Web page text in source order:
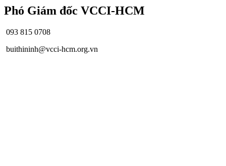
Phó Giám đốc VCCI-HCM
093 815 0708
buithininh@vcci-hcm.org.vn